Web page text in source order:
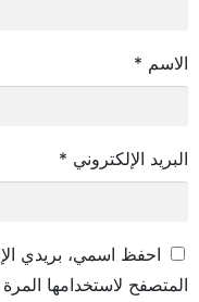
الاسم *
البريد الإلكتروني *
احفظ اسمي، بريدي
المتصفح لاستخدامها